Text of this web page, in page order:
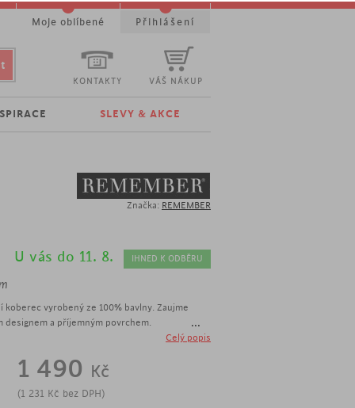
Značka: REMEMBER
U vás do 11. 8. IHNED K ODBĚRU
koberec vyrobený ze 100% bavlny. Zaujme
designem a příjemným povrchem.
...
Celý popis
1 490 Kč
(1 231 Kč bez DPH)
KONTAKTY VÁŠ NÁKUP
SLEVY & AKCE
Moje oblíbené Přihlášení